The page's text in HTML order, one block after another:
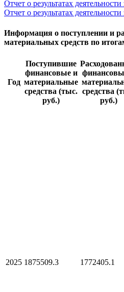
Отчет о результатах деятельности
Отчет о результатах
Информация о поступлении и
материальных средств по
Год
Поступившие
финансовые и
материальные
средства (тыс.
руб.)
средства
руб.)
2025 1875509.3 1772405.1